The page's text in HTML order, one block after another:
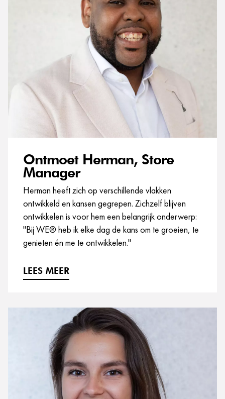
Ontmoet Herman, Store
Manager
Herman heeft zich op verschillende vlakken
ontwikkeld en kansen gegrepen. Zichzelf blijven
ontwikkelen is voor hem een belangrijk onderwerp:
"Bij WE® heb ik elke dag de kans om te groeien, te
genieten én me te ontwikkelen."
LEES MEER